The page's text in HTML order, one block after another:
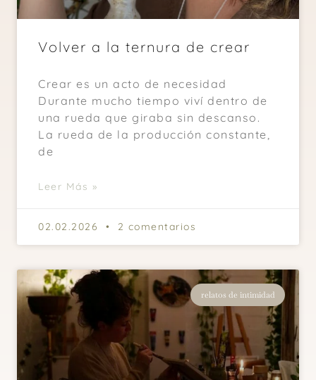
Volver a la ternura de crear
Crear es un acto de necesidad
Durante mucho tiempo viví dentro de
una rueda que giraba sin descanso.
La rueda de la producción constante,
de
Leer Más »
02.02.2026 2 comentarios
relatos de intimidad